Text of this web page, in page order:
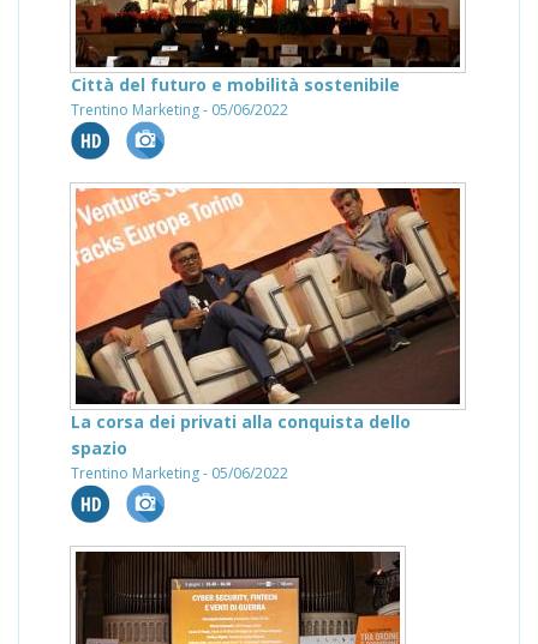
Città del futuro e mobilità sostenibile
Trentino Marketing - 05/06/2022
La corsa dei privati alla conquista dello
spazio
Trentino Marketing - 05/06/2022